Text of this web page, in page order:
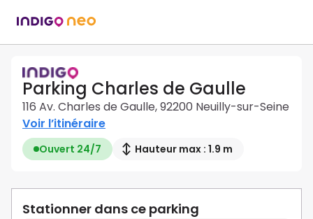
Parking Charles de Gaulle
116 Av. Charles de Gaulle, 92200 Neuilly-sur-Seine
Voir l’itinéraire
Ouvert 24/7 Hauteur max : 1.9 m
Stationner dans ce parking